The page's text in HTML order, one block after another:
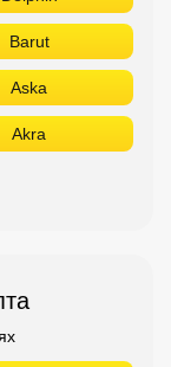
Barut
Aska
Akra